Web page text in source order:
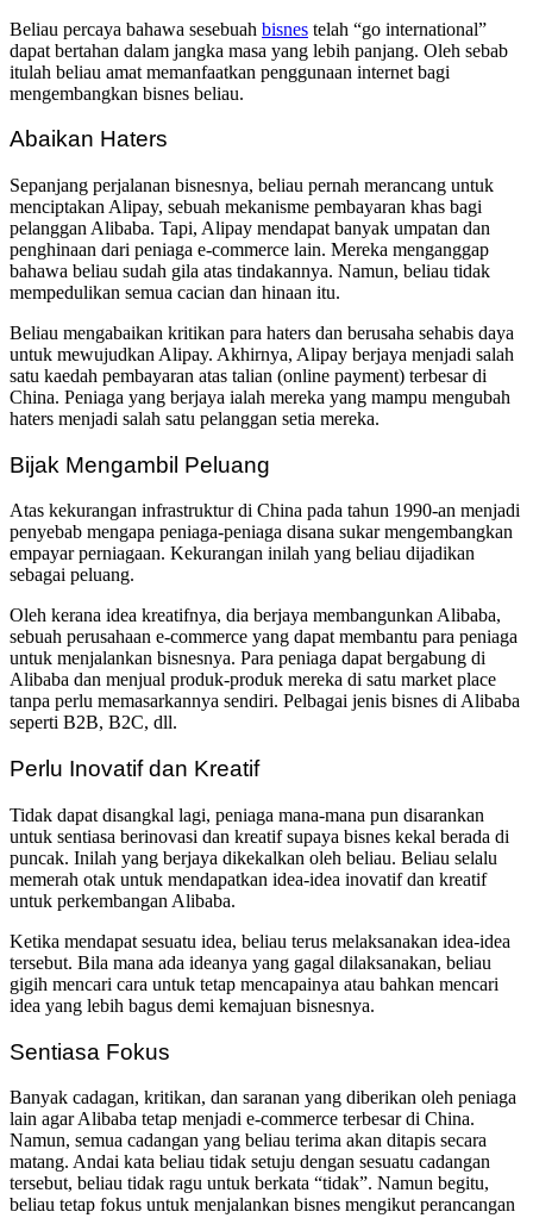
Beliau percaya bahawa sesebuah bisnes telah “go international”
dapat bertahan dalam jangka masa yang lebih panjang. Oleh sebab
itulah beliau amat memanfaatkan penggunaan internet bagi
mengembangkan bisnes beliau.
Abaikan Haters
Sepanjang perjalanan bisnesnya, beliau pernah merancang untuk
menciptakan Alipay, sebuah mekanisme pembayaran khas bagi
pelanggan Alibaba. Tapi, Alipay mendapat banyak umpatan dan
penghinaan dari peniaga e-commerce lain. Mereka menganggap
bahawa beliau sudah gila atas tindakannya. Namun, beliau tidak
mempedulikan semua cacian dan hinaan itu.
Beliau mengabaikan kritikan para haters dan berusaha sehabis daya
untuk mewujudkan Alipay. Akhirnya, Alipay berjaya menjadi salah
satu kaedah pembayaran atas talian (online payment) terbesar di
China. Peniaga yang berjaya ialah mereka yang mampu mengubah
haters menjadi salah satu pelanggan setia mereka.
Bijak Mengambil Peluang
Atas kekurangan infrastruktur di China pada tahun 1990-an menjadi
penyebab mengapa peniaga-peniaga disana sukar mengembangkan
empayar perniagaan. Kekurangan inilah yang beliau dijadikan
sebagai peluang.
Oleh kerana idea kreatifnya, dia berjaya membangunkan Alibaba,
sebuah perusahaan e-commerce yang dapat membantu para peniaga
untuk menjalankan bisnesnya. Para peniaga dapat bergabung di
Alibaba dan menjual produk-produk mereka di satu market place
tanpa perlu memasarkannya sendiri. Pelbagai jenis bisnes di Alibaba
seperti B2B, B2C, dll.
Perlu Inovatif dan Kreatif
Tidak dapat disangkal lagi, peniaga mana-mana pun disarankan
untuk sentiasa berinovasi dan kreatif supaya bisnes kekal berada di
puncak. Inilah yang berjaya dikekalkan oleh beliau. Beliau selalu
memerah otak untuk mendapatkan idea-idea inovatif dan kreatif
untuk perkembangan Alibaba.
Ketika mendapat sesuatu idea, beliau terus melaksanakan idea-idea
tersebut. Bila mana ada ideanya yang gagal dilaksanakan, beliau
gigih mencari cara untuk tetap mencapainya atau bahkan mencari
idea yang lebih bagus demi kemajuan bisnesnya.
Sentiasa Fokus
Banyak cadagan, kritikan, dan saranan yang diberikan oleh peniaga
lain agar Alibaba tetap menjadi e-commerce terbesar di China.
Namun, semua cadangan yang beliau terima akan ditapis secara
matang. Andai kata beliau tidak setuju dengan sesuatu cadangan
tersebut, beliau tidak ragu untuk berkata “tidak”. Namun begitu,
beliau tetap fokus untuk menjalankan bisnes mengikut perancangan